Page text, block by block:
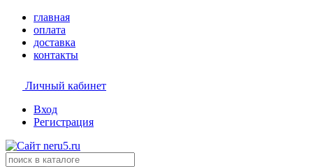
главная
оплата
доставка
контакты
Личный кабинет
Вход
Регистрация